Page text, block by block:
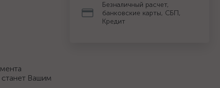
Вашим
Безналичный расчет,
банковские карты, СБП,
Кредит